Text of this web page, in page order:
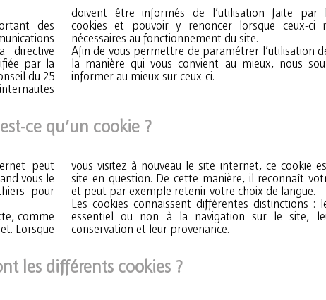
des
directive
par la
du 25
doivent être informés de l’utilisation faite par
sont pas
nécessaires au fonctionnement du site.
Afin de vous permettre de paramétrer l’utilisation
la manière qui vous convient au mieux, nous
informer au mieux sur ceux-ci.
ce qu’un cookie ?
peut
vous le
pour
comme
Lorsque
vous visitez à nouveau le site internet, ce cookie
site en question. De cette manière, il reconnaît
et peut par exemple retenir votre choix de langue.
Les cookies connaissent différentes distinctions :
essentiel ou non à la navigation sur le site,
conservation et leur provenance.
les différents cookies ?